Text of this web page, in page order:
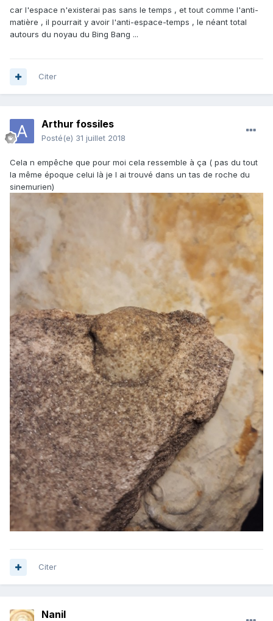
car l'espace n'existerai pas sans le temps , et tout comme l'anti-
matière , il pourrait y avoir l'anti-espace-temps , le néant total
autours du noyau du Bing Bang ...
Citer
Arthur fossiles
Posté(e) 31 juillet 2018
Cela n empêche que pour moi cela ressemble à ça ( pas du tout
la même époque celui là je l ai trouvé dans un tas de roche du
sinemurien)
Citer
Nanil